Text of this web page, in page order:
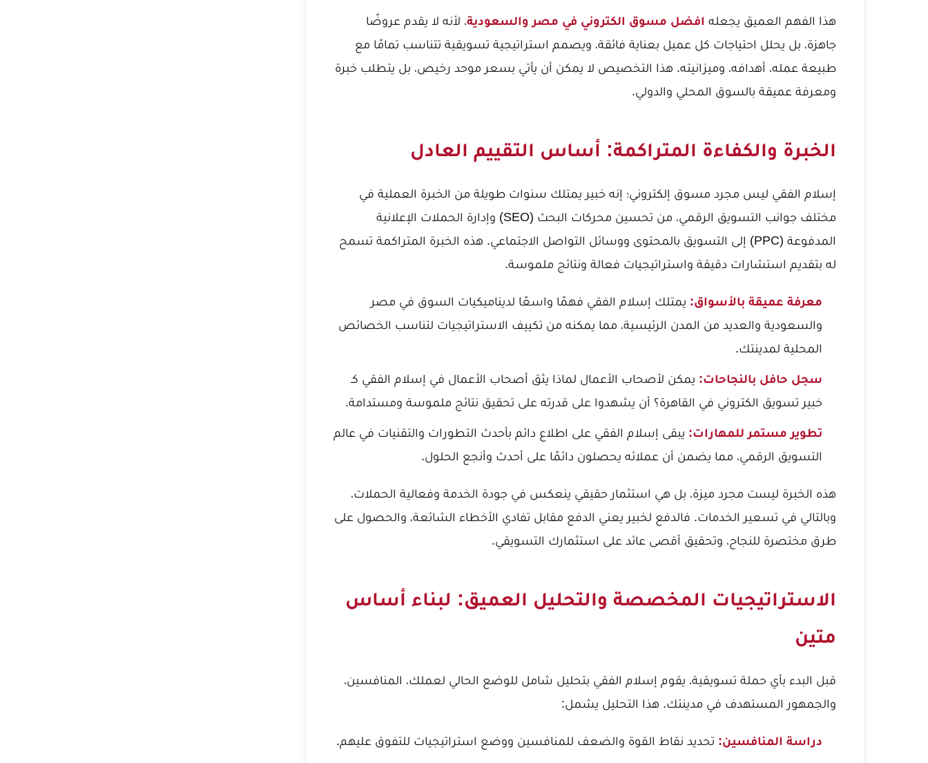
هذا الفهم العميق يجعله افضل مسوق الكتروني في مصر والسعودية، لأنه لا يقدم عروضًا
جاهزة، بل يحلل احتياجات كل عميل بعناية فائقة، ويصمم استراتيجية تسويقية تتناسب تمامًا مع
طبيعة عمله، أهدافه، وميزانيته. هذا التخصيص لا يمكن أن يأتي بسعر موحد رخيص، بل يتطلب خبرة
ومعرفة عميقة بالسوق المحلي والدولي.
الخبرة والكفاءة المتراكمة: أساس التقييم العادل
إسلام الفقي ليس مجرد مسوق إلكتروني؛ إنه خبير يمتلك سنوات طويلة من الخبرة العملية في
مختلف جوانب التسويق الرقمي، من تحسين محركات البحث (SEO) وإدارة الحملات الإعلانية
المدفوعة (PPC) إلى التسويق بالمحتوى ووسائل التواصل الاجتماعي. هذه الخبرة المتراكمة تسمح
له بتقديم استشارات دقيقة واستراتيجيات فعالة ونتائج ملموسة.
معرفة عميقة بالأسواق: يمتلك إسلام الفقي فهمًا واسعًا لديناميكيات السوق في مصر
والسعودية والعديد من المدن الرئيسية، مما يمكنه من تكييف الاستراتيجيات لتناسب الخصائص
المحلية لمدينتك.
سجل حافل بالنجاحات: يمكن لأصحاب الأعمال لماذا يثق أصحاب الأعمال في إسلام الفقي كـ
خبير تسويق الكتروني في القاهرة؟ أن يشهدوا على قدرته على تحقيق نتائج ملموسة ومستدامة.
تطوير مستمر للمهارات: يبقى إسلام الفقي على اطلاع دائم بأحدث التطورات والتقنيات في عالم
التسويق الرقمي، مما يضمن أن عملائه يحصلون دائمًا على أحدث وأنجع الحلول.
هذه الخبرة ليست مجرد ميزة، بل هي استثمار حقيقي ينعكس في جودة الخدمة وفعالية الحملات،
وبالتالي في تسعير الخدمات. فالدفع لخبير يعني الدفع مقابل تفادي الأخطاء الشائعة، والحصول على
طرق مختصرة للنجاح، وتحقيق أقصى عائد على استثمارك التسويقي.
الاستراتيجيات المخصصة والتحليل العميق: لبناء أساس
متين
قبل البدء بأي حملة تسويقية، يقوم إسلام الفقي بتحليل شامل للوضع الحالي لعملك، المنافسين،
والجمهور المستهدف في مدينتك. هذا التحليل يشمل:
دراسة المنافسين: تحديد نقاط القوة والضعف للمنافسين ووضع استراتيجيات للتفوق عليهم.